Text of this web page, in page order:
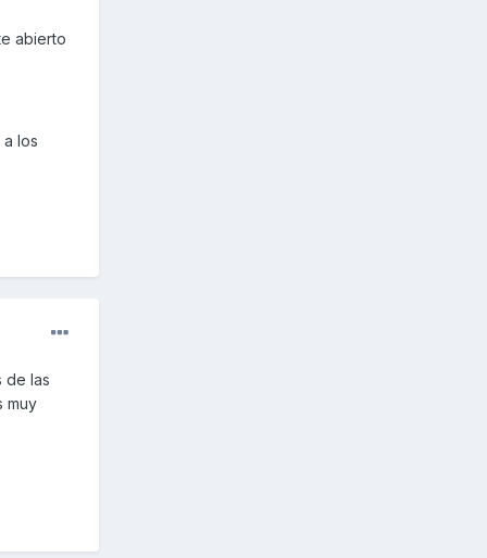
abierto
los
de las
muy